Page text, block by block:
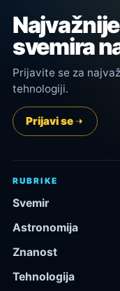
svemira
Prijavite se za
tehnologiji.
Prijavi se
RUBRIKE
Svemir
Astronomija
Znanost
Tehnologija